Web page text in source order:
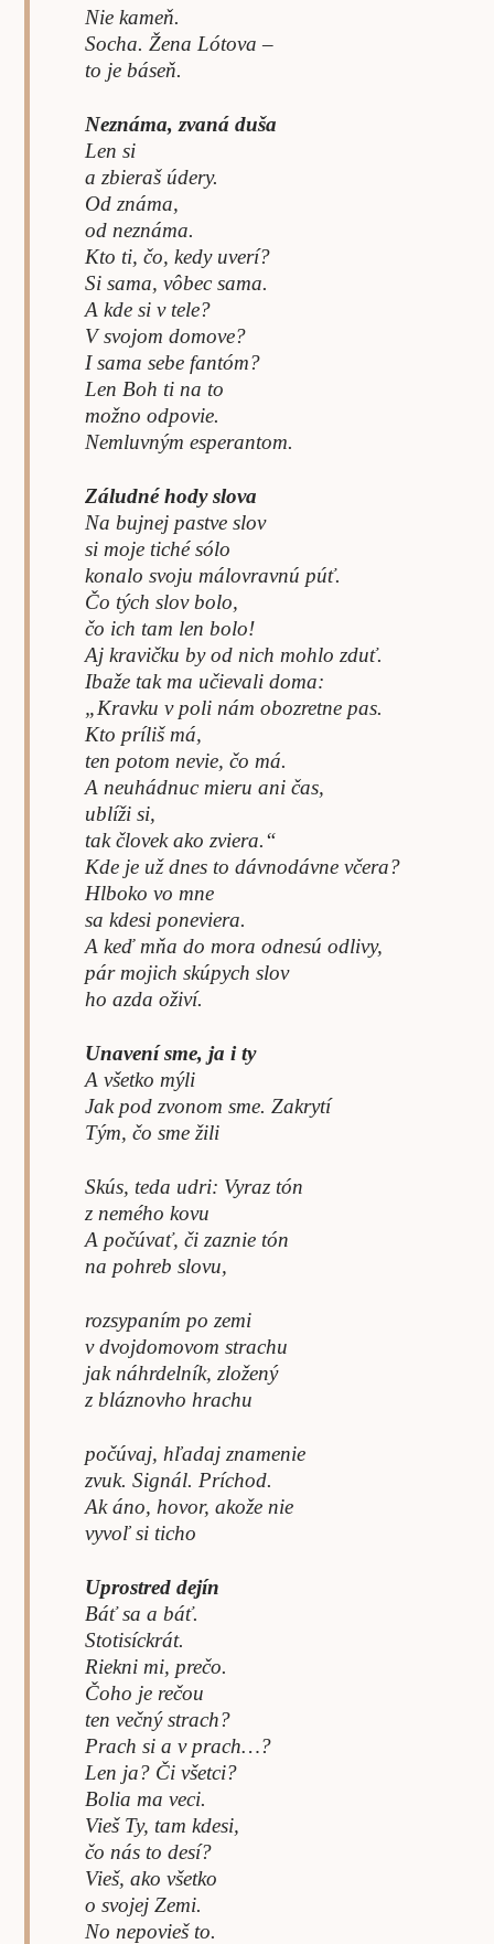
Nie kameň.
Socha. Žena Lótova –
to je báseň.
Neznáma, zvaná duša
Len si
a zbieraš údery.
Od známa,
od neznáma.
Kto ti, čo, kedy uverí?
Si sama, vôbec sama.
A kde si v tele?
V svojom domove?
I sama sebe fantóm?
Len Boh ti na to
možno odpovie.
Nemluvným esperantom.
Záludné hody slova
Na bujnej pastve slov
si moje tiché sólo
konalo svoju málovravnú púť.
Čo tých slov bolo,
čo ich tam len bolo!
Aj kravičku by od nich mohlo zduť.
Ibaže tak ma učievali doma:
„Kravku v poli nám obozretne pas.
Kto príliš má,
ten potom nevie, čo má.
A neuhádnuc mieru ani čas,
ublíži si,
tak človek ako zviera.“
Kde je už dnes to dávnodávne včera?
Hlboko vo mne
sa kdesi poneviera.
A keď mňa do mora odnesú odlivy,
pár mojich skúpych slov
ho azda oživí.
Unavení sme, ja i ty
A všetko mýli
Jak pod zvonom sme. Zakrytí
Tým, čo sme žili
Skús, teda udri: Vyraz tón
z nemého kovu
A počúvať, či zaznie tón
na pohreb slovu,
rozsypaním po zemi
v dvojdomovom strachu
jak náhrdelník, zložený
z bláznovho hrachu
počúvaj, hľadaj znamenie
zvuk. Signál. Príchod.
Ak áno, hovor, akože nie
vyvoľ si ticho
Uprostred dejín
Báť sa a báť.
Stotisíckrát.
Riekni mi, prečo.
Čoho je rečou
ten večný strach?
Prach si a v prach…?
Len ja? Či všetci?
Bolia ma veci.
Vieš Ty, tam kdesi,
čo nás to desí?
Vieš, ako všetko
o svojej Zemi.
No nepovieš to.